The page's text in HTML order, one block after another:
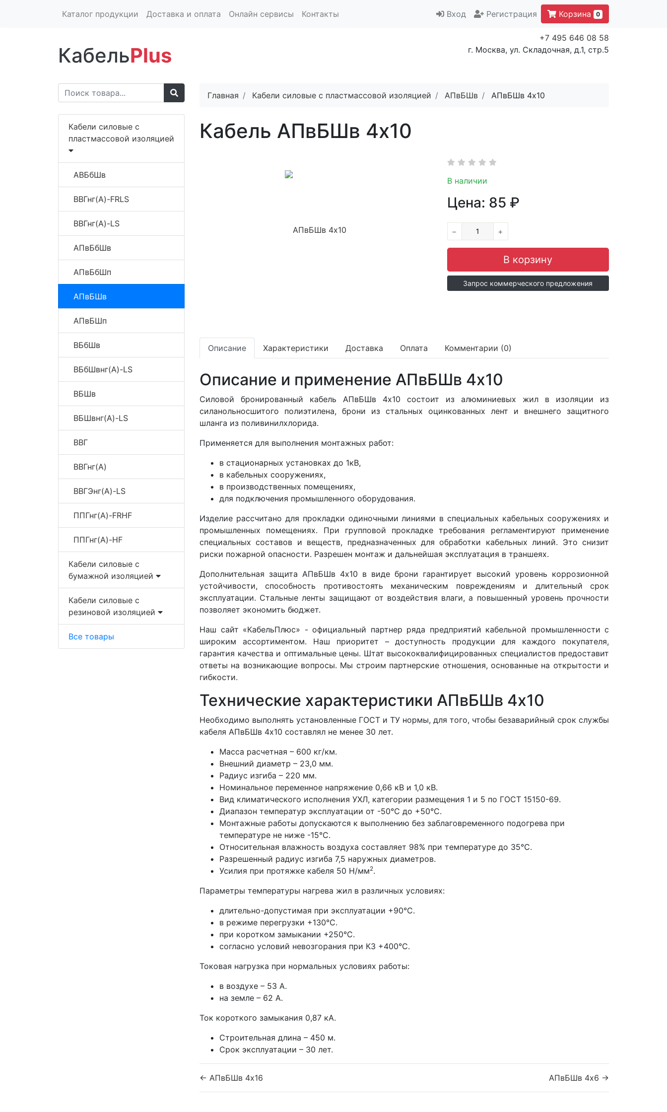
Каталог продукции Доставка и оплата Онлайн сервисы Контакты Вход Регистрация Корзина 0
КабельPlus
+7 495 646 08 58
г. Москва, ул. Складочная, д.1, стр.5
Кабели силовые с
пластмассовой изоляцией
АВБбШв
ВВГнг(A)-FRLS
ВВГнг(A)-LS
АПвБбШв
АПвБбШп
АПвБШв
АПвБШп
ВБбШв
ВБбШвнг(A)-LS
ВБШв
ВБШвнг(A)-LS
ВВГ
ВВГнг(A)
ВВГЭнг(A)-LS
ППГнг(A)-FRHF
ППГнг(A)-HF
Кабели силовые с
бумажной изоляцией
Кабели силовые с
резиновой изоляцией
Все товары
Главная Кабели силовые с пластмассовой изоляцией АПвБШв АПвБШв 4x10
Кабель АПвБШв 4x10
В наличии
Цена: 85 ₽
− +
Запрос коммерческого предложения
Описание Характеристики Доставка Оплата Комментарии (0)
Описание и применение АПвБШв 4x10
Силовой бронированный кабель АПвБШв 4x10 состоит из алюминиевых жил в изоляции из
силанольносшитого полиэтилена, брони из стальных оцинкованных лент и внешнего защитного
шланга из поливинилхлорида.
Применяется для выполнения монтажных работ:
в стационарных установках до 1кВ,
в кабельных сооружениях,
в производственных помещениях,
для подключения промышленного оборудования.
Изделие рассчитано для прокладки одиночными линиями в специальных кабельных сооружениях и
промышленных помещениях. При групповой прокладке требования регламентируют применение
специальных составов и веществ, предназначенных для обработки кабельных линий. Это снизит
риски пожарной опасности. Разрешен монтаж и дальнейшая эксплуатация в траншеях.
Дополнительная защита АПвБШв 4x10 в виде брони гарантирует высокий уровень коррозионной
устойчивости, способность противостоять механическим повреждениям и длительный срок
эксплуатации. Стальные ленты защищают от воздействия влаги, а повышенный уровень прочности
позволяет экономить бюджет.
Наш сайт «КабельПлюс» - официальный партнер ряда предприятий кабельной промышленности с
широким ассортиментом. Наш приоритет – доступность продукции для каждого покупателя,
гарантия качества и оптимальные цены. Штат высококвалифицированных специалистов предоставит
ответы на возникающие вопросы. Мы строим партнерские отношения, основанные на открытости и
гибкости.
Технические характеристики АПвБШв 4x10
Необходимо выполнять установленные ГОСТ и ТУ нормы, для того, чтобы безаварийный срок службы
кабеля АПвБШв 4x10 составлял не менее 30 лет.
Масса расчетная – 600 кг/км.
Внешний диаметр – 23,0 мм.
Радиус изгиба – 220 мм.
Номинальное переменное напряжение 0,66 кВ и 1,0 кВ.
Вид климатического исполнения УХЛ, категории размещения 1 и 5 по ГОСТ 15150-69.
Диапазон температур эксплуатации от -50°С до +50°С.
Монтажные работы допускаются к выполнению без заблаговременного подогрева при
температуре не ниже -15°С.
Относительная влажность воздуха составляет 98% при температуре до 35°С.
Разрешенный радиус изгиба 7,5 наружных диаметров.
Усилия при протяжке кабеля 50 Н/мм2.
Параметры температуры нагрева жил в различных условиях:
длительно-допустимая при эксплуатации +90°С.
в режиме перегрузки +130°С.
при коротком замыкании +250°С.
согласно условий невозгорания при КЗ +400°С.
Токовая нагрузка при нормальных условиях работы:
в воздухе – 53 А.
на земле – 62 А.
Ток короткого замыкания 0,87 кА.
Строительная длина – 450 м.
Срок эксплуатации – 30 лет.
← АПвБШв 4x16 АПвБШв 4x6 →